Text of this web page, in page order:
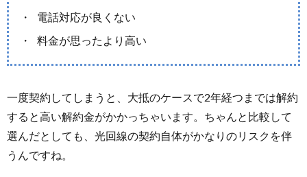
電話対応が良くない
料金が思ったより高い
一度契約してしまうと、大抵のケースで2年経つまでは解約
すると高い解約金がかかっちゃいます。ちゃんと比較して
選んだとしても、光回線の契約自体がかなりのリスクを伴
うんですね。